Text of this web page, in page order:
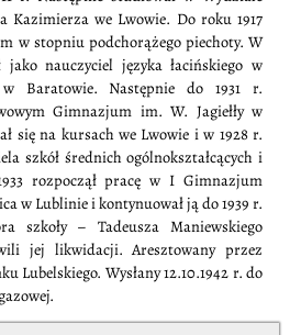
Kazimierza we Lwowie. Do roku 1917
w stopniu podchorążego piechoty. W
jako nauczyciel języka łacińskiego w
Baratowie. Następnie do 1931 r.
Gimnazjum im. W. Jagiełły w
się na kursach we Lwowie i w 1928 r.
szkół średnich ogólnokształcących i
rozpoczął pracę w I Gimnazjum
w Lublinie i kontynuował ją do 1939 r.
szkoły – Tadeusza Maniewskiego
jej likwidacji. Aresztowany przez
Lubelskiego. Wysłany 12.10.1942 r. do